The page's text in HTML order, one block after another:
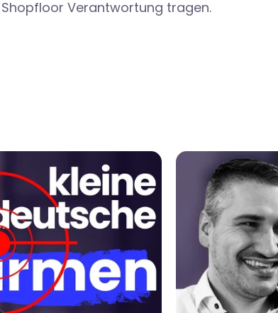
Verantwortung tragen.